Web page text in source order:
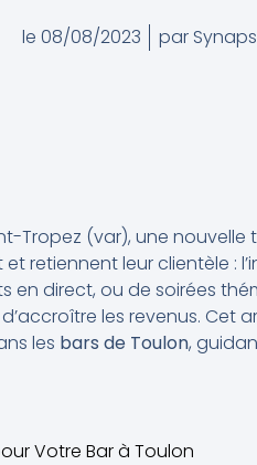
le 08/08/2023 par
Tropez (var), une
retiennent leur clientèle :
direct, ou de soirées
les revenus.
les bars de Toulon,
Votre Bar à Toulon